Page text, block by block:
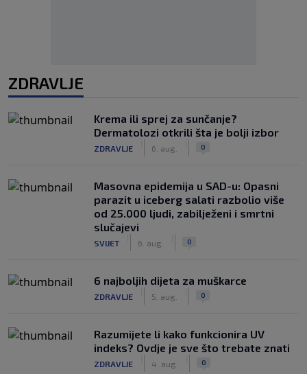
ZDRAVLJE
Krema ili sprej za sunčanje?
Dermatolozi otkrili šta je bolji izbor
ZDRAVLJE 6. aug. 0
Masovna epidemija u SAD-u: Opasni
parazit u iceberg salati razbolio više
od 25.000 ljudi, zabilježeni i smrtni
slučajevi
SVIJET 6. aug. 0
6 najboljih dijeta za muškarce
ZDRAVLJE 5. aug. 0
Razumijete li kako funkcionira UV
indeks? Ovdje je sve što trebate znati
ZDRAVLJE 4. aug. 0